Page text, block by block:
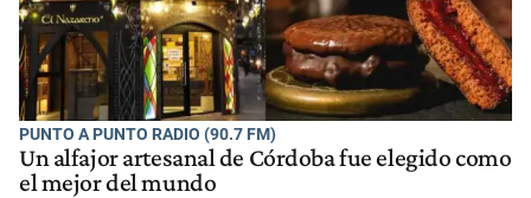
PUNTO A PUNTO RADIO (90.7 FM)
Un alfajor artesanal de Córdoba fue elegido como
el mejor del mundo